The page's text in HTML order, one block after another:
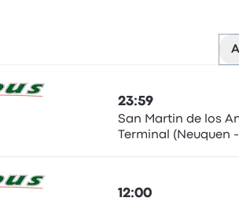
23:59
San Martin de los
Terminal (Neuquen
12:00